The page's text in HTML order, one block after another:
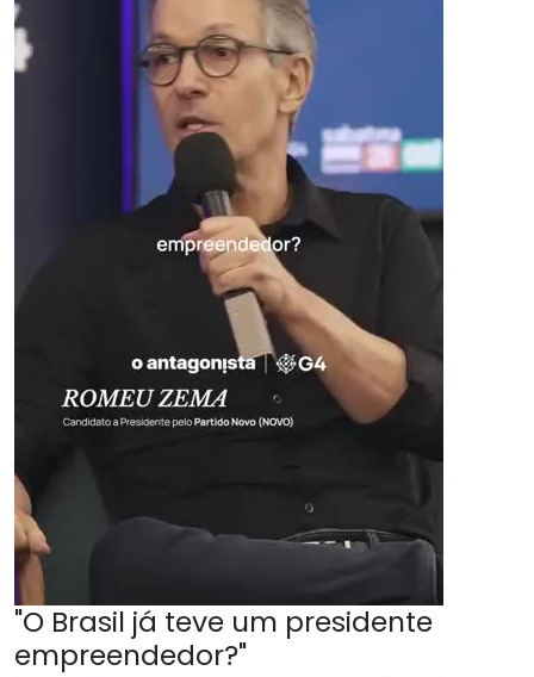
"O Brasil já teve um presidente
empreendedor?"